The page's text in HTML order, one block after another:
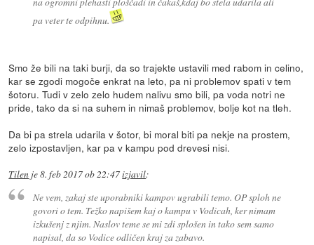
pa veter te odpihnu.
Smo že bili na taki burji, da so trajekte ustavili med rabom in celino,
kar se zgodi mogoče enkrat na leto, pa ni problemov spati v tem
šotoru. Tudi v zelo zelo hudem nalivu smo bili, pa voda notri ne
pride, tako da si na suhem in nimaš problemov, bolje kot na tleh.
Da bi pa strela udarila v šotor, bi moral biti pa nekje na prostem,
zelo izpostavljen, kar pa v kampu pod drevesi nisi.
Tilen je8. feb 2017 ob 22:47izjavil:
Ne vem, zakaj ste uporabniki kampov ugrabili temo. OP sploh ne
govori o tem. Težko napišem kaj o kampu v Vodicah, ker nimam
izkušenj z njim. Naslov teme se mi zdi splošen in tako sem samo
napisal, da so Vodice odličen kraj za zabavo.